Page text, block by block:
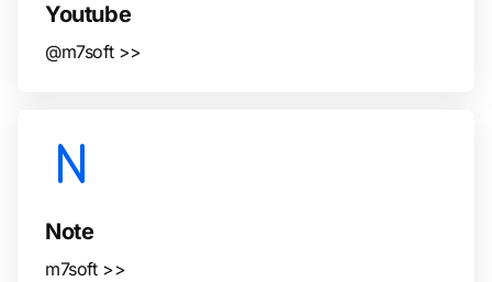
Youtube
@m7soft >>
Note
m7soft >>